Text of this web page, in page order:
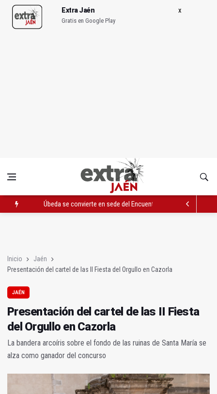
Extra Jaén
Gratis en Google Play
Úbeda se convierte en sede del Encuentro de Maestros de
Inicio
Jaén
Presentación del cartel de las II Fiesta del Orgullo en Cazorla
JAÉN
Presentación del cartel de las II Fiesta
del Orgullo en Cazorla
La bandera arcoíris sobre el fondo de las ruinas de Santa María se
alza como ganador del concurso